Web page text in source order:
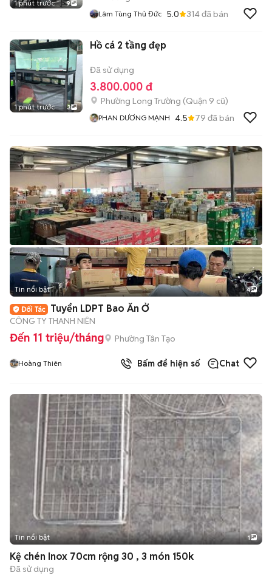
1 phút trước 9
Lâm Tùng Thủ Đức 5.0 314đã bán
1 phút trước 3
Hồ cá 2 tầng đẹp
Đã sử dụng
3.800.000 đ
Phường Long Trường (Quận 9 cũ)
PHAN DƯƠNG MẠNH 4.5 79 đã bán
Tin nổi bật 4
Tuyển LDPT Bao Ăn Ở
CÔNG TY THANH NIÊN
Đến 11 triệu/tháng Phường Tân Tạo
Hoàng Thiên Bấm để hiện số Chat
Tin nổi bật 1
Kệ chén Inox 70cm rộng 30 , 3 món 150k
Đã sử dụng